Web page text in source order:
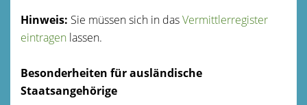
Hinweis: Sie müssen sich in dasVermittlerregister
eintragen lassen.
Besonderheiten für ausländische
Staatsangehörige